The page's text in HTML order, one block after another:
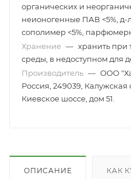
органических и
неионогенные ПАВ <5%, д-
сополимер <5%,
Хранение — хранить
среды, в недоступном для
Производитель — ООО
Россия, 249039, Калужская
Киевское шоссе, дом 51.
ОПИСАНИЕ КАК